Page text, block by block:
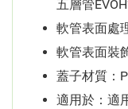
五層管
軟管表面處
軟管表面裝
蓋子材質：
適用於：適